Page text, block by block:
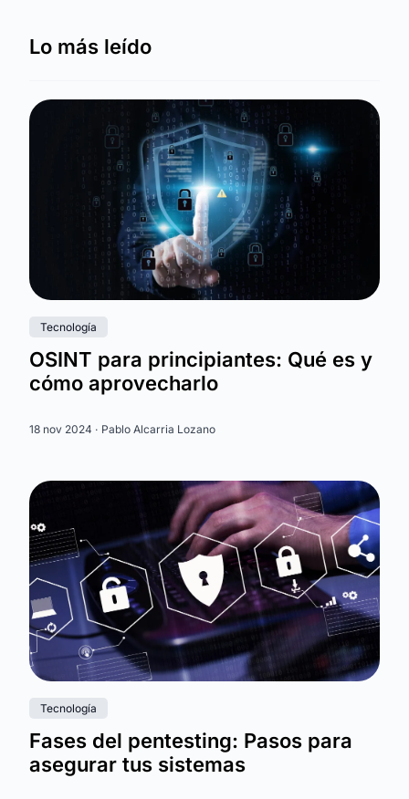
Lo más leído
Tecnología
OSINT para principiantes: Qué es y
cómo aprovecharlo
18 nov 2024 · Pablo Alcarria Lozano
Tecnología
Fases del pentesting: Pasos para
asegurar tus sistemas